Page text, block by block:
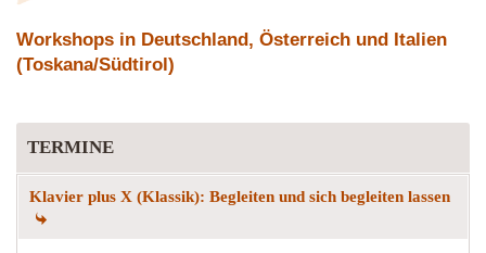
Workshops in Deutschland, Österreich und Italien
(Toskana/Südtirol)
TERMINE
Klavier plus X (Klassik): Begleiten und sich begleiten lassen